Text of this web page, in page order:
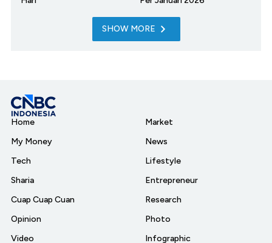
SHOW MORE
Home
My Money
Tech
Sharia
Cuap Cuap Cuan
Opinion
Video
Market
News
Lifestyle
Entrepreneur
Research
Photo
Infographic